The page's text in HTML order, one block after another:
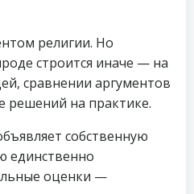
религии. Но
строится иначе — на
сравнении аргументов
решений на практике.
собственную
единственно
оценки —